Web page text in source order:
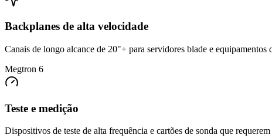
Backplanes de alta velocidade
Canais de longo alcance de 20"+ para servidores blade e equipamentos
Megtron 6
Teste e medição
Dispositivos de teste de alta frequência e cartões de sonda que